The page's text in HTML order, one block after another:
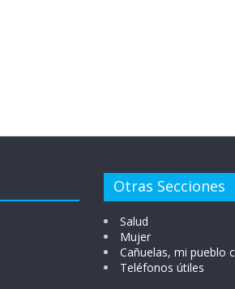
Otras Secciones
Salud
Mujer
Cañuelas, mi pueblo
Teléfonos útiles